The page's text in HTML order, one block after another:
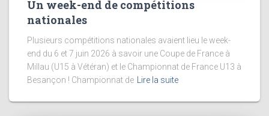
Un week-end de compétitions
nationales
Plusieurs compétitions nationales avaient lieu le week-
end du 6 et 7 juin 2026 à savoir une Coupe de France à
Millau (U15 à Vétéran) et le Championnat de France U13 à
Besançon ! Championnat de Lire la suite